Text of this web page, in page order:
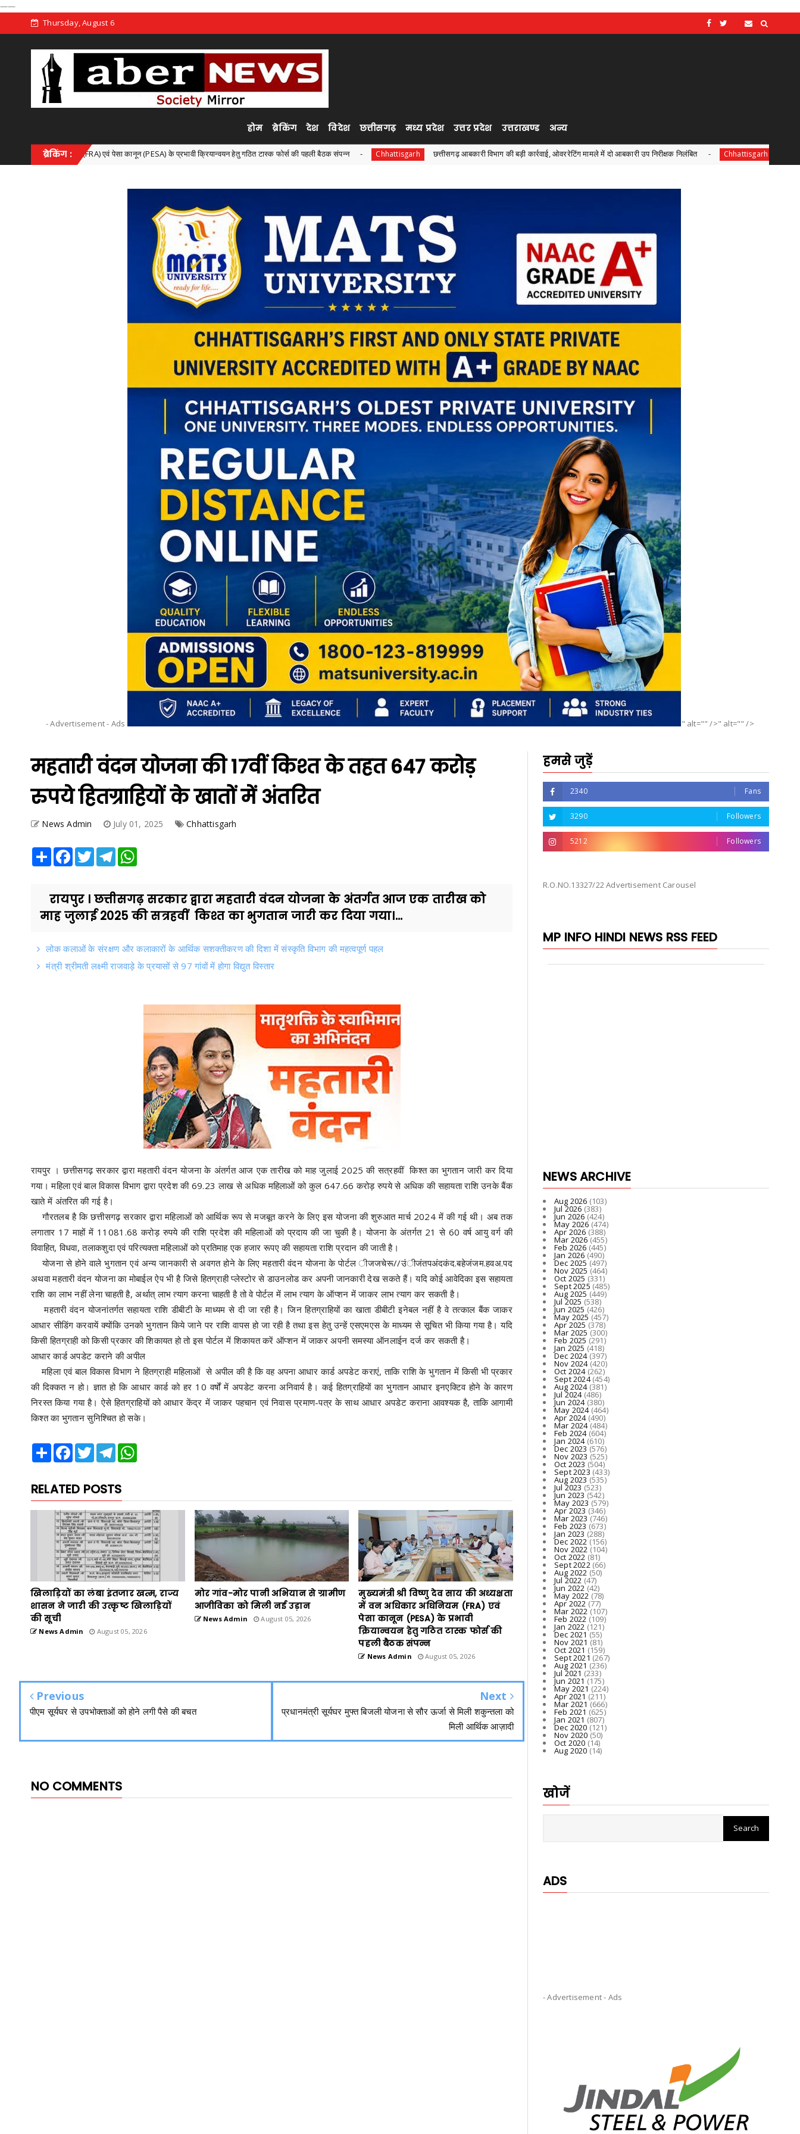
——
Thursday, August 6
होम ब्रेकिंग देश विदेश छत्तीसगढ़ मध्य प्रदेश उत्तर प्रदेश उत्तराखण्ड अन्य
ब्रेकिंग :
(FRA) एवं पेसा कानून (PESA) के प्रभावी क्रियान्वयन हेतु गठित टास्क फोर्स की पहली बैठक संपन्न Chhattisgarh छत्तीसगढ़ आबकारी विभाग की बड़ी कार्रवाई, ओवररेटिंग मामले में दो आबकारी उप निरीक्षक निलंबित Chhattisgarh ट्रांसफॉर्म रूरल इंडिया (TRI)
- Advertisement - Ads " alt="" />" alt="" />
महतारी वंदन योजना की 17वीं किश्त के तहत 647 करोड़
रुपये हितग्राहियों के खातों में अंतरित
News Admin July 01, 2025 Chhattisgarh
Share Facebook
TwitterTelegram
रायपुर । छत्तीसगढ़ सरकार द्वारा महतारी वंदन योजना के अंतर्गत आज एक तारीख को
माह जुलाई 2025 की सत्रहवीं किश्त का भुगतान जारी कर दिया गया।...
लोक कलाओं के संरक्षण और कलाकारों के आर्थिक सशक्तीकरण की दिशा में संस्कृति विभाग की महत्वपूर्ण पहल
मंत्री श्रीमती लक्ष्मी राजवाड़े के प्रयासों से 97 गांवों में होगा विद्युत विस्तार
रायपुर । छत्तीसगढ़ सरकार द्वारा महतारी वंदन योजना के अंतर्गत आज एक तारीख को माह जुलाई 2025 की सत्रहवीं किश्त का भुगतान जारी कर दिया
गया। महिला एवं बाल विकास विभाग द्वारा प्रदेश की 69.23 लाख से अधिक महिलाओं को कुल 647.66 करोड़ रुपये से अधिक की सहायता राशि उनके बैंक
खाते में अंतरित की गई है।
गौरतलब है कि छत्तीसगढ़ सरकार द्वारा महिलाओं को आर्थिक रूप से मजबूत करने के लिए इस योजना की शुरुआत मार्च 2024 में की गई थी। अब तक
लगातार 17 माहों में 11081.68 करोड़ रुपये की राशि प्रदेश की महिलाओं को प्रदाय की जा चुकी है। योजना के अंतर्गत 21 से 60 वर्ष आयु वर्ग की
विवाहित, विधवा, तलाकशुदा एवं परित्यक्ता महिलाओं को प्रतिमाह एक हजार रूपए की सहायता राशि प्रदान की जाती है।
योजना से होने वाले भुगतान एवं अन्य जानकारी से अवगत होने के लिए महतारी वंदन योजना के पोर्टल ीजजचेरू//उंीजंतपअंदकंद.बहेजंजम.हवअ.पद
अथवा महतारी वंदन योजना का मोबाईल ऐप भी है जिसे हितग्राही प्लेस्टोर से डाउनलोड कर अपनी जानकारी देख सकते हैं। यदि कोई आवेदिका इस सहायता
राशि का लाभ नहीं लेना चाहती है, अर्थात् लाभ त्याग करना चाहती है तो वे पोर्टल में लाभ त्याग के ऑप्शन में जाकर लाभ त्याग कर सकती है।
महतारी वंदन योजनांतर्गत सहायता राशि डीबीटी के माध्यम से दी जा रही है। जिन हितग्राहियों का खाता डीबीटी इनेबल नहीं है वे तत्काल बैंक जाकर
आधार सीडिंग करवायें क्योंकि उनको भुगतान किये जाने पर राशि वापस हो जा रही है तथा इस हेतु उन्हें एसएमएस के माध्यम से सूचित भी किया गया है। यदि
किसी हितग्राही को किसी प्रकार की शिकायत हो तो इस पोर्टल में शिकायत करें ऑप्शन में जाकर अपनी समस्या ऑनलाईन दर्ज कर सकती है।
आधार कार्ड अपडेट कराने की अपील
महिला एवं बाल विकास विभाग ने हितग्राही महिलाओं से अपील की है कि वह अपना आधार कार्ड अपडेट कराएं, ताकि राशि के भुगतान में किसी भी प्रकार
की दिक्कत न हो। ज्ञात हो कि आधार कार्ड को हर 10 वर्षों में अपडेट करना अनिवार्य है। कई हितग्राहियों का भुगतान आधार इनएक्टिव होने के कारण
निरस्त किया गया है। ऐसे हितग्राहियों को आधार केंद्र में जाकर पहचान एवं निवास प्रमाण-पत्र के साथ आधार अपडेट कराना आवश्यक है, ताकि आगामी
किश्त का भुगतान सुनिश्चित हो सके।
Share Facebook
TwitterTelegram
RELATED POSTS
खिलाड़ियों का लंबा इंतजार खत्म, राज्य
शासन ने जारी की उत्कृष्ट खिलाड़ियों
की सूची
News Admin August 05, 2026
मोर गांव-मोर पानी अभियान से ग्रामीण
आजीविका को मिली नई उड़ान
News Admin August 05, 2026
मुख्यमंत्री श्री विष्णु देव साय की अध्यक्षता
में वन अधिकार अधिनियम (FRA) एवं
पेसा कानून (PESA) के प्रभावी
क्रियान्वयन हेतु गठित टास्क फोर्स की
पहली बैठक संपन्न
News Admin August 05, 2026
Previous
पीएम सूर्यघर से उपभोक्ताओं को होने लगी पैसे की बचत
Next
प्रधानमंत्री सूर्यघर मुफ्त बिजली योजना से सौर ऊर्जा से मिली शकुन्तला को
मिली आर्थिक आज़ादी
NO COMMENTS
हमसे जुड़ें
2340 Fans
3290 Followers
5212 Followers
R.O.NO.13327/22 Advertisement Carousel
MP INFO HINDI NEWS RSS FEED
NEWS ARCHIVE
Aug 2026 (103)
Jul 2026 (383)
Jun 2026(424)
May 2026(474)
Apr 2026 (388)
Mar 2026(455)
Feb 2026 (445)
Jan 2026 (490)
Dec 2025(497)
Nov 2025 (464)
Oct 2025 (331)
Sept 2025 (485)
Aug 2025 (449)
Jul 2025 (538)
Jun 2025(426)
May 2025(457)
Apr 2025 (378)
Mar 2025 (300)
Feb 2025 (291)
Jan 2025 (418)
Dec 2024(397)
Nov 2024(420)
Oct 2024(262)
Sept 2024(454)
Aug 2024(381)
Jul 2024(486)
Jun 2024(380)
May 2024(464)
Apr 2024(490)
Mar 2024(484)
Feb 2024(604)
Jan 2024(610)
Dec 2023(576)
Nov 2023 (525)
Oct 2023 (504)
Sept 2023 (433)
Aug 2023 (535)
Jul 2023 (523)
Jun 2023(542)
May 2023(579)
Apr 2023 (346)
Mar 2023 (746)
Feb 2023 (673)
Jan 2023 (288)
Dec 2022(156)
Nov 2022 (104)
Oct 2022 (81)
Sept 2022(66)
Aug 2022 (50)
Jul 2022 (47)
Jun 2022(42)
May 2022(78)
Apr 2022 (77)
Mar 2022(107)
Feb 2022 (109)
Jan 2022 (121)
Dec 2021 (55)
Nov 2021 (81)
Oct 2021 (159)
Sept 2021 (267)
Aug 2021 (236)
Jul 2021 (233)
Jun 2021(175)
May 2021(224)
Apr 2021 (211)
Mar 2021 (666)
Feb 2021 (625)
Jan 2021 (807)
Dec 2020(121)
Nov 2020 (50)
Oct 2020 (14)
Aug 2020(14)
खोजें
ADS
- Advertisement - Ads